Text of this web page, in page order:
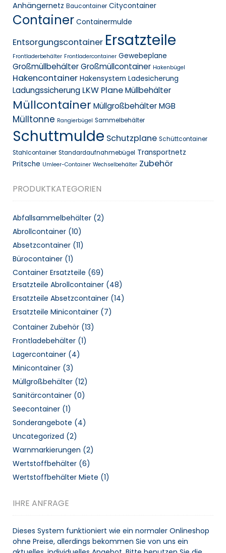
Anhängernetz Baucontainer Citycontainer
Container Containermulde
Entsorgungscontainer Ersatzteile
Frontladerbehälter Frontladercontainer Gewebeplane
GroßmüllbehälterGroßmüllcontainer Hakenbügel
Hakencontainer Hakensystem Ladesicherung
Ladungssicherung LKW PlaneMüllbehälter
Müllcontainer Müllgroßbehälter MGB
Mülltonne Rangierbügel Sammelbehälter
Schuttmulde Schutzplane Schüttcontainer
Stahlcontainer Standardaufnahmebügel Transportnetz
Pritsche Umleer-Container Wechselbehälter Zubehör
PRODUKTKATEGORIEN
Abfallsammelbehälter (2)
Abrollcontainer (10)
Absetzcontainer (11)
Bürocontainer (1)
Container Ersatzteile (69)
Ersatzteile Abrollcontainer (48)
Ersatzteile Absetzcontainer (14)
Ersatzteile Minicontainer (7)
Container Zubehör (13)
Frontladebehälter (1)
Lagercontainer (4)
Minicontainer (3)
Müllgroßbehälter (12)
Sanitärcontainer (0)
Seecontainer (1)
Sonderangebote (4)
Uncategorized (2)
Warnmarkierungen (2)
Wertstoffbehälter (6)
Wertstoffbehälter Miete (1)
IHRE ANFRAGE
Dieses System funktioniert wie ein normaler Onlineshop
ohne Preise, allerdings bekommen Sie von uns ein